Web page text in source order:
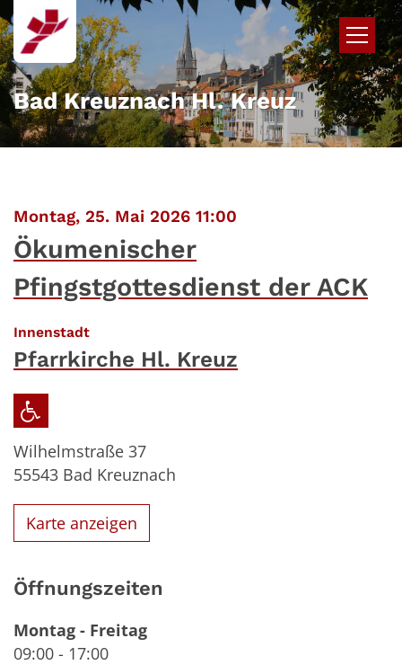
Zum Inhalt springen
Bad Kreuznach Hl. Kreuz
Montag, 25. Mai 2026 11:00
Ökumenischer
Pfingstgottesdienst der ACK
Innenstadt:
Pfarrkirche Hl. Kreuz
Wilhelmstraße 37
55543 Bad Kreuznach
Karte anzeigen
Öffnungszeiten
Montag - Freitag
09:00 - 17:00